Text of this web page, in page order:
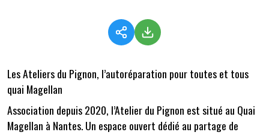
Les Ateliers du Pignon, l’autoréparation pour toutes et tous
quai Magellan
Association depuis 2020, l’Atelier du Pignon est situé au Quai
Magellan à Nantes. Un espace ouvert dédié au partage de